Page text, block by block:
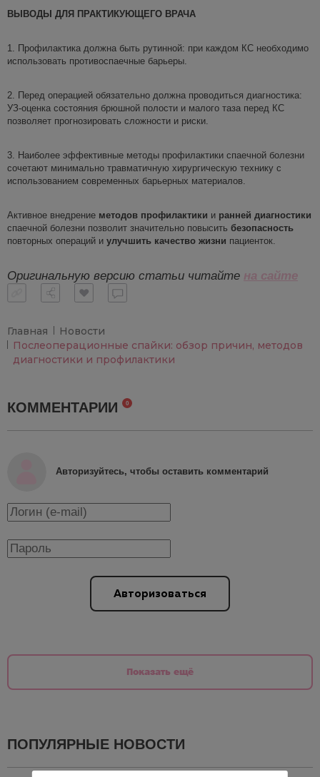
ВЫВОДЫ ДЛЯ ПРАКТИКУЮЩЕГО ВРАЧА
1. Профилактика должна быть рутинной: при каждом КС необходимо
использовать противоспаечные барьеры.
2. Перед операцией обязательно должна проводиться диагностика:
УЗ-оценка состояния брюшной полости и малого таза перед КС
позволяет прогнозировать сложности и риски.
3. Наиболее эффективные методы профилактики спаечной болезни
сочетают минимально травматичную хирургическую технику с
использованием современных барьерных материалов.
Активное внедрение методов профилактики и ранней диагностики
спаечной болезни позволит значительно повысить безопасность
повторных операций и улучшить качество жизни пациенток.
Оригинальную версию статьи читайте на сайте
Главная
Новости
Послеоперационные спайки: обзор причин, методов
диагностики и профилактики
КОММЕНТАРИИ 0
Авторизуйтесь, чтобы оставить комментарий
Авторизоваться
Показать ещё
ПОПУЛЯРНЫЕ НОВОСТИ